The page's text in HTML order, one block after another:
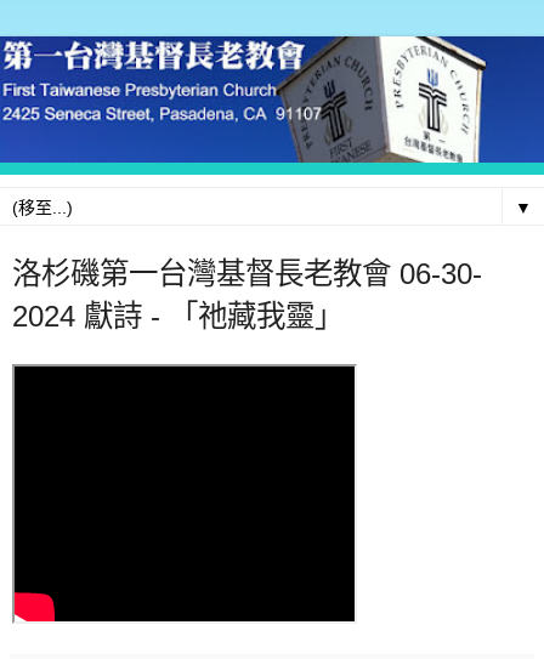
▼
洛杉磯第一台灣基督長老教會 06-30-
2024 獻詩 - 「祂藏我靈」